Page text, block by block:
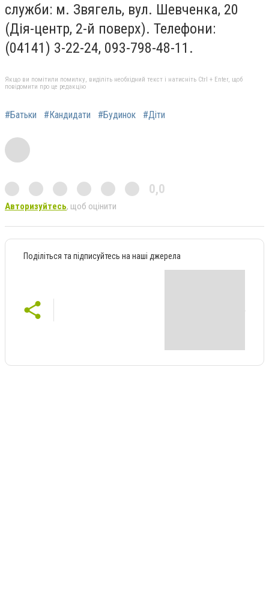
служби: м. Звягель, вул. Шевченка, 20
(Дія-центр, 2-й поверх). Телефони:
(04141) 3-22-24, 093-798-48-11.
Якщо ви помітили помилку, виділіть необхідний текст і натисніть Ctrl + Enter, щоб
повідомити про це редакцію
#Батьки #Кандидати #Будинок #Діти
0,0
Авторизуйтесь, щоб оцінити
Поділіться та підписуйтесь на наші джерела